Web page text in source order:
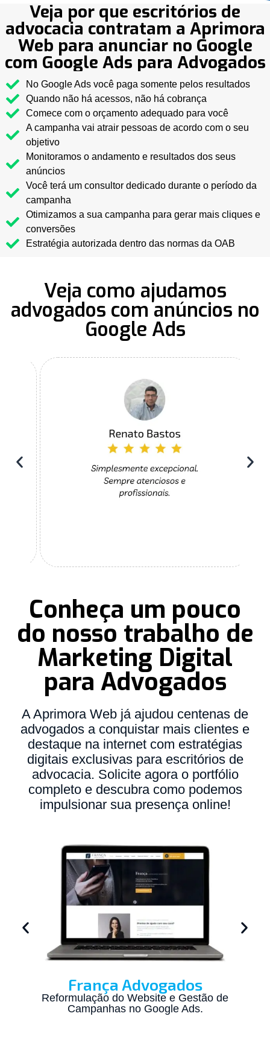
Veja por que escritórios de
advocacia contratam a Aprimora
Web para anunciar no Google
com Google Ads para Advogados
No Google Ads você paga somente pelos resultados
Quando não há acessos, não há cobrança
Comece com o orçamento adequado para você
A campanha vai atrair pessoas de acordo com o seu
objetivo
Monitoramos o andamento e resultados dos seus
anúncios
Você terá um consultor dedicado durante o período da
campanha
Otimizamos a sua campanha para gerar mais cliques e
conversões
Estratégia autorizada dentro das normas da OAB
Veja como ajudamos
advogados com anúncios no
Google Ads
Conheça um pouco
do nosso trabalho de
Marketing Digital
para Advogados
A Aprimora Web já ajudou centenas de
advogados a conquistar mais clientes e
destaque na internet com estratégias
digitais exclusivas para escritórios de
advocacia. Solicite agora o portfólio
completo e descubra como podemos
impulsionar sua presença online!
França Advogados
Reformulação do Website e Gestão de
Campanhas no Google Ads.